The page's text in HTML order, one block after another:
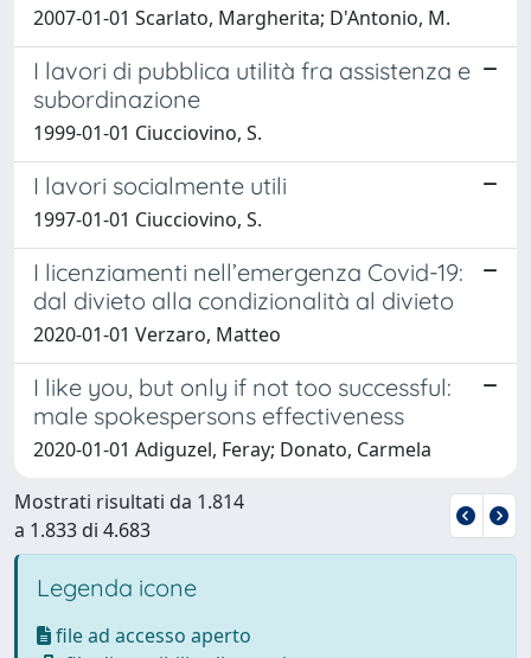
2007-01-01 Scarlato, Margherita; D'Antonio, M.
I lavori di pubblica utilità fra assistenza e
subordinazione
1999-01-01 Ciucciovino, S.
I lavori socialmente utili
1997-01-01 Ciucciovino, S.
I licenziamenti nell’emergenza Covid-19:
dal divieto alla condizionalità al divieto
2020-01-01 Verzaro, Matteo
I like you, but only if not too successful:
male spokespersons effectiveness
2020-01-01 Adiguzel, Feray; Donato, Carmela
Mostrati risultati da 1.814
a 1.833 di 4.683
Legenda icone
file ad accesso aperto